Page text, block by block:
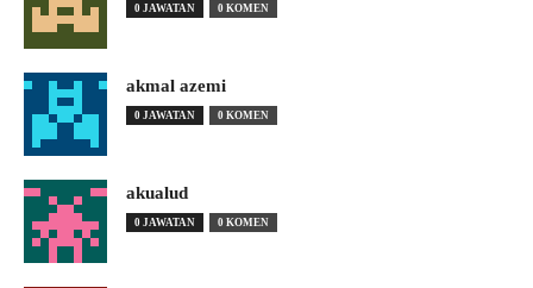
0 JAWATAN 0 KOMEN
akmal azemi
0 JAWATAN 0 KOMEN
akualud
0 JAWATAN 0 KOMEN